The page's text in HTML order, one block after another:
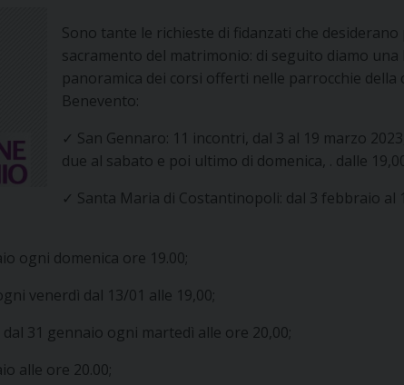
Sono tante le richieste di fidanzati che
sacramento del matrimonio: di seguito diamo una
panoramica dei corsi offerti nelle parrocchie della
Benevento:
✓ San Gennaro: 11 incontri, dal 3 al 19 marzo
due al sabato e poi ultimo di domenica, . dalle
✓ Santa Maria di Costantinopoli: dal 3 febbraio al
ogni domenica ore 19.00;
venerdì dal 13/01 alle 19,00;
31 gennaio ogni martedì alle ore 20,00;
alle ore 20.00;